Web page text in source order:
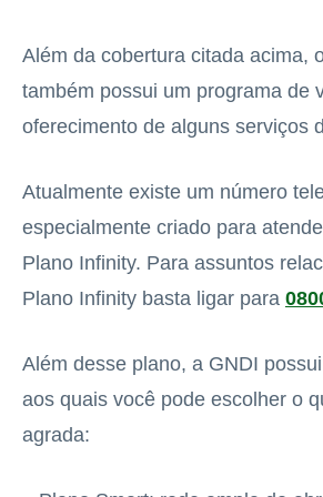
Além da cobertura citada acima,
também possui um programa de
oferecimento de alguns serviços
Atualmente existe um número
especialmente criado para
Plano Infinity. Para assuntos
Plano Infinity basta ligar para
Além desse plano, a GNDI
aos quais você pode escolher o
agrada: